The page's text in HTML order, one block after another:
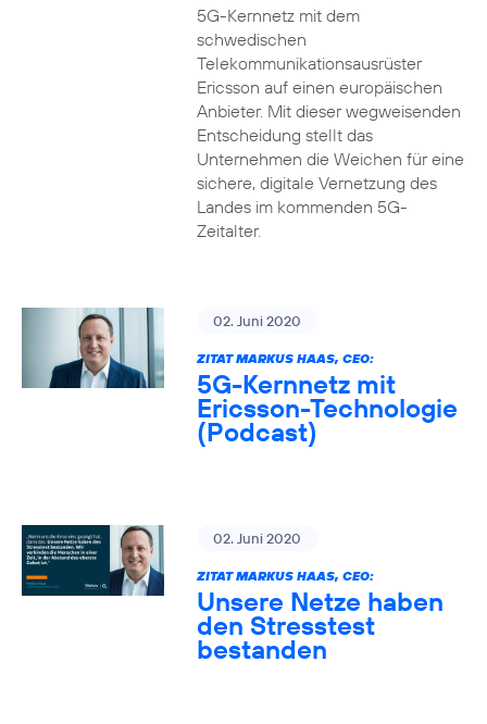
5G-Kernnetz mit dem
schwedischen
Telekommunikationsausrüster
Ericsson auf einen europäischen
Anbieter. Mit dieser wegweisenden
Entscheidung stellt das
Unternehmen die Weichen für eine
sichere, digitale Vernetzung des
Landes im kommenden 5G-
Zeitalter.
02. Juni 2020
ZITAT MARKUS HAAS, CEO:
5G-Kernnetz mit
Ericsson-Technologie
(Podcast)
02. Juni 2020
ZITAT MARKUS HAAS, CEO:
Unsere Netze haben
den Stresstest
bestanden